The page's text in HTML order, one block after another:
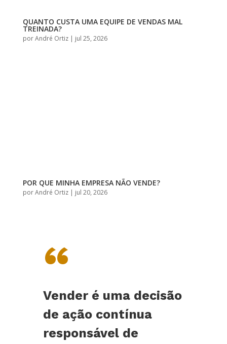
QUANTO CUSTA UMA EQUIPE DE VENDAS MAL
TREINADA?
porAndré Ortiz| jul 25, 2026
POR QUE MINHA EMPRESA NÃO VENDE?
porAndré Ortiz| jul 20, 2026
“
Vender é uma decisão
de ação contínua
responsável de